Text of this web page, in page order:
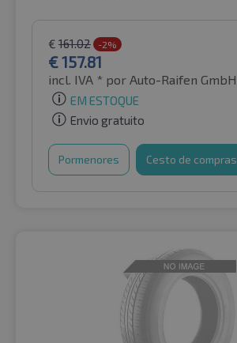
€ 161.02 -2%
€157.81
incl. IVA * por Auto-Raifen GmbH
EM ESTOQUE
Envio gratuito
Pormenores Cesto de compras